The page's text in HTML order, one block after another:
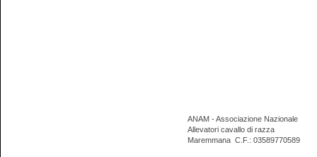
ANAM - Associazione Nazionale
Allevatori cavallo di razza
Maremmana C.F.: 03589770589